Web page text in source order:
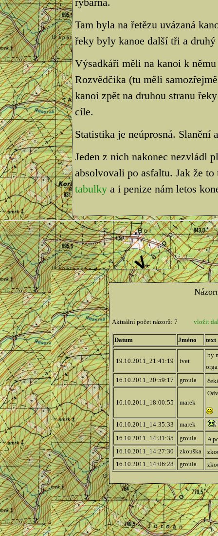
Tam byla na řetězu uvázaná
řeky byly kanoe další tři a
Výsadkáři měli na kanoi k
Rozvědčíka (tu měli
kanoi zpět na druhou stranu
cíle.
Statistika je neúprosná. Slanění
Jeden z nich nakonec nezvládl
absolvovali po asfaltu. Jak že
tabulkya i penize nám letos